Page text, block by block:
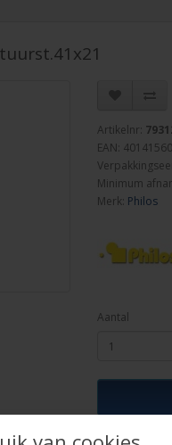
Artikelnr:
EAN:
Minimum
Merk: Philos
Aantal